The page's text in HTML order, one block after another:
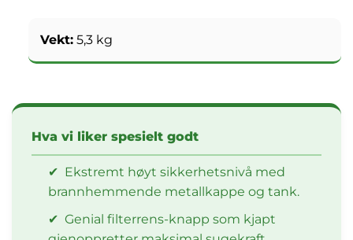
Vekt:5,3 kg
Hva vi liker spesielt godt
✔ Ekstremt høyt sikkerhetsnivå med
brannhemmende metallkappe og tank.
✔ Genial filterrens-knapp som kjapt